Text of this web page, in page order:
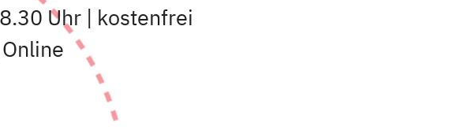
Uhr | kostenfrei